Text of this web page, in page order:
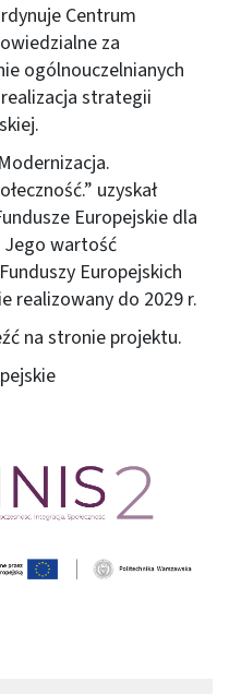
Centrum
za
ogólnouczelnianych
strategii
uzyskał
Europejskie dla
Jego wartość
Europejskich
realizowany do 2029 r.
na stronie projektu.